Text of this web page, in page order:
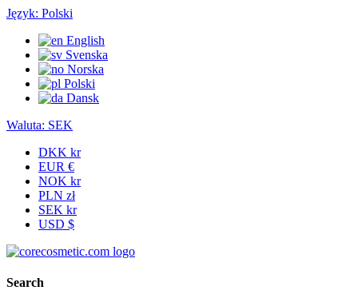
Język: Polski
English
Svenska
Norska
Polski
Dansk
Waluta: SEK
DKK kr
EUR €
NOK kr
PLN zł
SEK kr
USD $
Search